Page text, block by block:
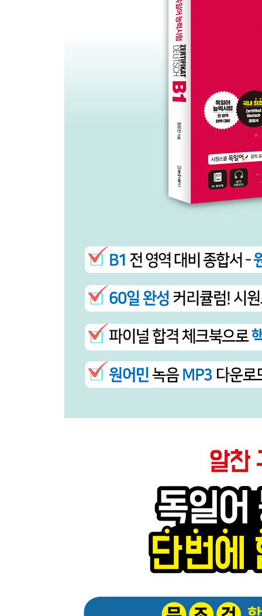
Lektion 24 비인칭 주어 es와 man Stellvertreter
Lektion 25 관사가 없는 명사, 단수로 사용하는 명
Lektion 26 정관사와 부정관사 bestimmter und
Lektion 27 nicht와 kein의 용법 Der Gebrauch von
독해 파트 1 Lesen Teil 1 Training
독해 파트 2 Lesen Teil 2 Training
독해 파트 3 Lesen Teil 3 Training
독해 파트 4 Lesen Teil 4 Training
듣기 MODUL HOREN
듣기 파트 1 Horen Teil 1 Training
듣기 파트 2 Horen Teil 2 Training
듣기 파트 3 Horen Teil 3 Training
작문 MODUL SCHREIBEN
작문 파트 1 Schreiben Teil 1 Training
작문 파트 2 Schreiben Teil 2 Training